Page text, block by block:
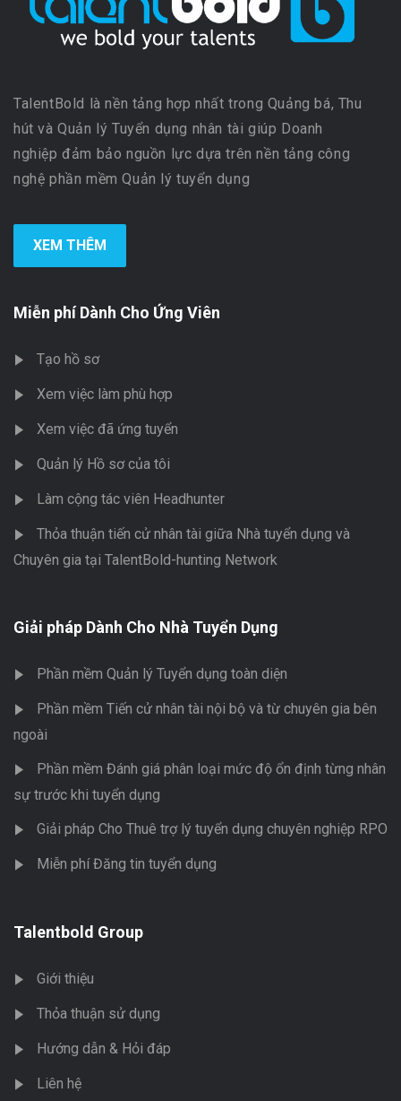
TalentBold là nền tảng hợp nhất trong Quảng bá, Thu
hút và Quản lý Tuyển dụng nhân tài giúp Doanh
nghiệp đảm bảo nguồn lực dựa trên nền tảng công
nghệ phần mềm Quản lý tuyển dụng
XEM THÊM
Miễn phí Dành Cho Ứng Viên
Tạo hồ sơ
Xem việc làm phù hợp
Xem việc đã ứng tuyển
Quản lý Hồ sơ của tôi
Làm cộng tác viên Headhunter
Thỏa thuận tiến cử nhân tài giữa Nhà tuyển dụng và
Chuyên gia tại TalentBold-hunting Network
Giải pháp Dành Cho Nhà Tuyển Dụng
Phần mềm Quản lý Tuyển dụng toàn diện
Phần mềm Tiến cử nhân tài nội bộ và từ chuyên gia bên
ngoài
Phần mềm Đánh giá phân loại mức độ ổn định từng nhân
sự trước khi tuyển dụng
Giải pháp Cho Thuê trợ lý tuyển dụng chuyên nghiệp RPO
Miễn phí Đăng tin tuyển dụng
Talentbold Group
Giới thiệu
Thỏa thuận sử dụng
Hướng dẫn & Hỏi đáp
Liên hệ